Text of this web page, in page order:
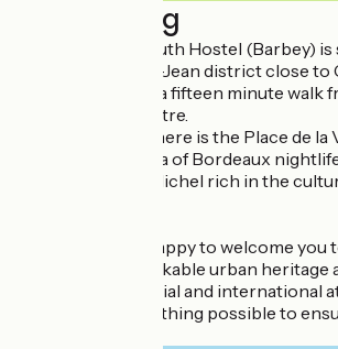
Beschrijving
The Bordeaux Youth Hostel (Barbey)
heart of the Saint-Jean district close to
Train Station and a fifteen minute walk
historical city centre.
Located nearby there is the Place de
Square) the Mecca of Bordeaux
district of Saint-Michel rich in the
The Auberge is happy to welcome you
city with its remarkable urban heritage
share in its convivial and international
team will do everything possible to